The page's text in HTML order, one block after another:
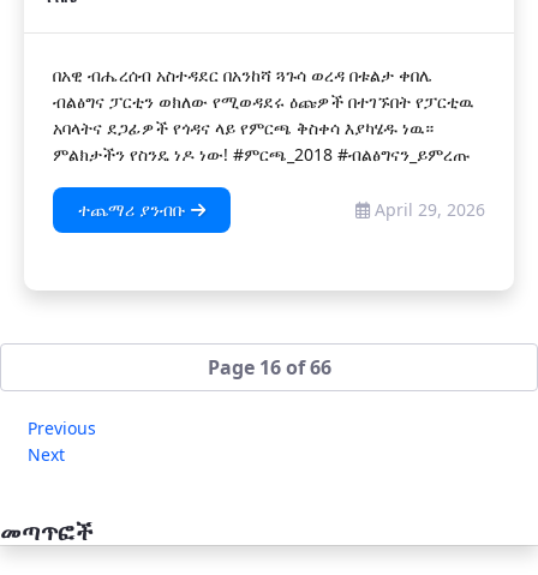
በአዊ ብሔረሰብ አስተዳደር በአንከሻ ጓጉሳ ወረዳ በቱልታ ቀበሌ
ብልፅግና ፓርቲን ወክለው የሚወዳደሩ ዕጩዎች በተገኙበት የፓርቲዉ
አባላትና ደጋፊዎች የጎዳና ላይ የምርጫ ቅስቀሳ እያካሄዱ ነዉ።
ምልክታችን የስንዴ ነዶ ነው! #ምርጫ_2018 #ብልፅግናን_ይምረጡ
ተጨማሪ ያንብቡ April 29, 2026
Page 16 of 66
Previous
Next
መጣጥፎች